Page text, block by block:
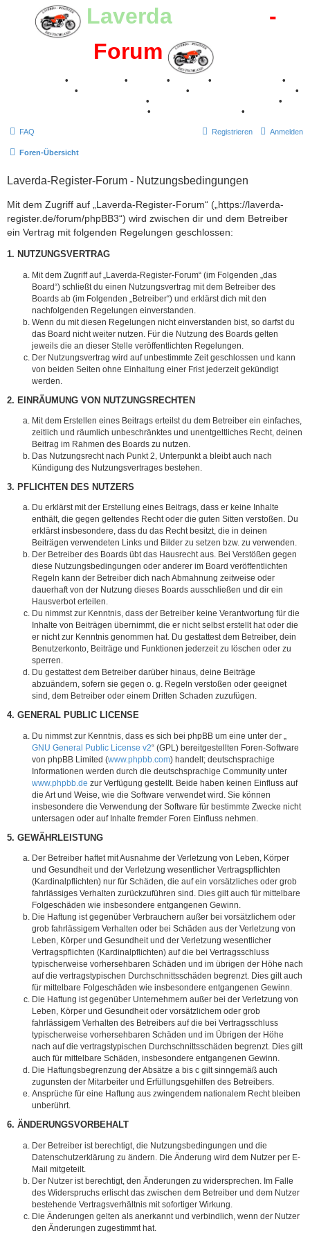
Laverda-Register -
Forum
• • • •
•
• •
•
•
•
• •
FAQ Anmelden
Registrieren
Foren-Übersicht
Laverda-Register-Forum - Nutzungsbedingungen
Mit dem Zugriff auf „Laverda-Register-Forum“ („https://laverda-
register.de/forum/phpBB3“) wird zwischen dir und dem Betreiber
ein Vertrag mit folgenden Regelungen geschlossen:
1. NUTZUNGSVERTRAG
Mit dem Zugriff auf „Laverda-Register-Forum“ (im Folgenden „das
Board“) schließt du einen Nutzungsvertrag mit dem Betreiber des
Boards ab (im Folgenden „Betreiber“) und erklärst dich mit den
nachfolgenden Regelungen einverstanden.
Wenn du mit diesen Regelungen nicht einverstanden bist, so darfst du
das Board nicht weiter nutzen. Für die Nutzung des Boards gelten
jeweils die an dieser Stelle veröffentlichten Regelungen.
Der Nutzungsvertrag wird auf unbestimmte Zeit geschlossen und kann
von beiden Seiten ohne Einhaltung einer Frist jederzeit gekündigt
werden.
2. EINRÄUMUNG VON NUTZUNGSRECHTEN
Mit dem Erstellen eines Beitrags erteilst du dem Betreiber ein einfaches,
zeitlich und räumlich unbeschränktes und unentgeltliches Recht, deinen
Beitrag im Rahmen des Boards zu nutzen.
Das Nutzungsrecht nach Punkt 2, Unterpunkt a bleibt auch nach
Kündigung des Nutzungsvertrages bestehen.
3. PFLICHTEN DES NUTZERS
Du erklärst mit der Erstellung eines Beitrags, dass er keine Inhalte
enthält, die gegen geltendes Recht oder die guten Sitten verstoßen. Du
erklärst insbesondere, dass du das Recht besitzt, die in deinen
Beiträgen verwendeten Links und Bilder zu setzen bzw. zu verwenden.
Der Betreiber des Boards übt das Hausrecht aus. Bei Verstößen gegen
diese Nutzungsbedingungen oder anderer im Board veröffentlichten
Regeln kann der Betreiber dich nach Abmahnung zeitweise oder
dauerhaft von der Nutzung dieses Boards ausschließen und dir ein
Hausverbot erteilen.
Du nimmst zur Kenntnis, dass der Betreiber keine Verantwortung für die
Inhalte von Beiträgen übernimmt, die er nicht selbst erstellt hat oder die
er nicht zur Kenntnis genommen hat. Du gestattest dem Betreiber, dein
Benutzerkonto, Beiträge und Funktionen jederzeit zu löschen oder zu
sperren.
Du gestattest dem Betreiber darüber hinaus, deine Beiträge
abzuändern, sofern sie gegen o. g. Regeln verstoßen oder geeignet
sind, dem Betreiber oder einem Dritten Schaden zuzufügen.
4. GENERAL PUBLIC LICENSE
Du nimmst zur Kenntnis, dass es sich bei phpBB um eine unter der „
GNU General Public License v2“ (GPL) bereitgestellten Foren-Software
von phpBB Limited (www.phpbb.com) handelt; deutschsprachige
Informationen werden durch die deutschsprachige Community unter
www.phpbb.de zur Verfügung gestellt. Beide haben keinen Einfluss auf
die Art und Weise, wie die Software verwendet wird. Sie können
insbesondere die Verwendung der Software für bestimmte Zwecke nicht
untersagen oder auf Inhalte fremder Foren Einfluss nehmen.
5. GEWÄHRLEISTUNG
Der Betreiber haftet mit Ausnahme der Verletzung von Leben, Körper
und Gesundheit und der Verletzung wesentlicher Vertragspflichten
(Kardinalpflichten) nur für Schäden, die auf ein vorsätzliches oder grob
fahrlässiges Verhalten zurückzuführen sind. Dies gilt auch für mittelbare
Folgeschäden wie insbesondere entgangenen Gewinn.
Die Haftung ist gegenüber Verbrauchern außer bei vorsätzlichem oder
grob fahrlässigem Verhalten oder bei Schäden aus der Verletzung von
Leben, Körper und Gesundheit und der Verletzung wesentlicher
Vertragspflichten (Kardinalpflichten) auf die bei Vertragsschluss
typischerweise vorhersehbaren Schäden und im übrigen der Höhe nach
auf die vertragstypischen Durchschnittsschäden begrenzt. Dies gilt auch
für mittelbare Folgeschäden wie insbesondere entgangenen Gewinn.
Die Haftung ist gegenüber Unternehmern außer bei der Verletzung von
Leben, Körper und Gesundheit oder vorsätzlichem oder grob
fahrlässigem Verhalten des Betreibers auf die bei Vertragsschluss
typischerweise vorhersehbaren Schäden und im Übrigen der Höhe
nach auf die vertragstypischen Durchschnittsschäden begrenzt. Dies gilt
auch für mittelbare Schäden, insbesondere entgangenen Gewinn.
Die Haftungsbegrenzung der Absätze a bis c gilt sinngemäß auch
zugunsten der Mitarbeiter und Erfüllungsgehilfen des Betreibers.
Ansprüche für eine Haftung aus zwingendem nationalem Recht bleiben
unberührt.
6. ÄNDERUNGSVORBEHALT
Der Betreiber ist berechtigt, die Nutzungsbedingungen und die
Datenschutzerklärung zu ändern. Die Änderung wird dem Nutzer per E-
Mail mitgeteilt.
Der Nutzer ist berechtigt, den Änderungen zu widersprechen. Im Falle
des Widerspruchs erlischt das zwischen dem Betreiber und dem Nutzer
bestehende Vertragsverhältnis mit sofortiger Wirkung.
Die Änderungen gelten als anerkannt und verbindlich, wenn der Nutzer
den Änderungen zugestimmt hat.